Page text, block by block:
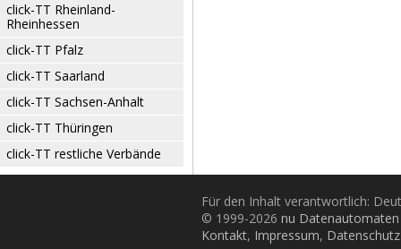
click-TT Rheinland-
Rheinhessen
click-TT Pfalz
click-TT Saarland
click-TT Sachsen-Anhalt
click-TT Thüringen
click-TT restliche Verbände
Für den Inhalt verantwortlich:
© 1999-2026 nu
Kontakt, Impressum, Datenschutz